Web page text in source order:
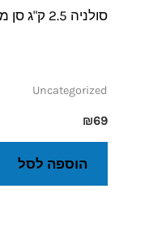
סולניה 2.5 ק"ג סן מרזנו
Uncategorized
₪69
הוספה לסל